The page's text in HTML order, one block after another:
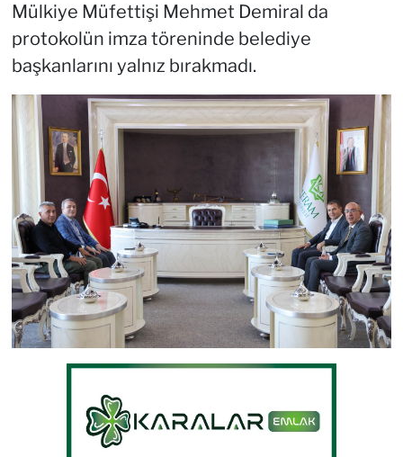
Mülkiye Müfettişi Mehmet Demiral da
protokolün imza töreninde belediye
başkanlarını yalnız bırakmadı.